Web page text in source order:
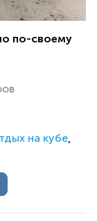
по-своему
на кубе